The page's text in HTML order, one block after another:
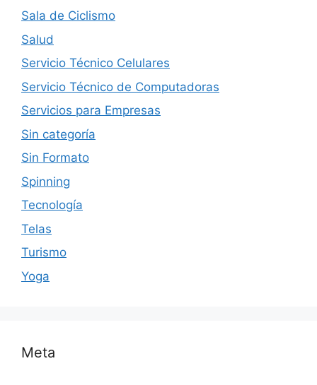
Sala de Ciclismo
Salud
Servicio Técnico Celulares
Servicio Técnico de Computadoras
Servicios para Empresas
Sin categoría
Sin Formato
Spinning
Tecnología
Telas
Turismo
Yoga
Meta